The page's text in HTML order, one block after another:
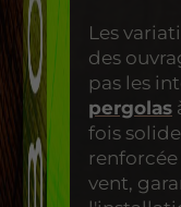
Les
des
pas les
pergolas
fois
vent,